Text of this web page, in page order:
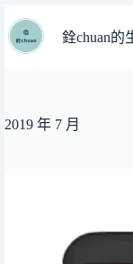
至
容
銓chuan的
2019 年 7 月